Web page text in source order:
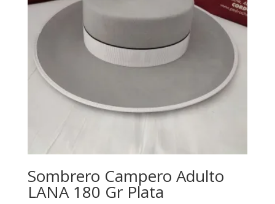
Sombrero Campero Adulto
LANA 180 Gr Plata